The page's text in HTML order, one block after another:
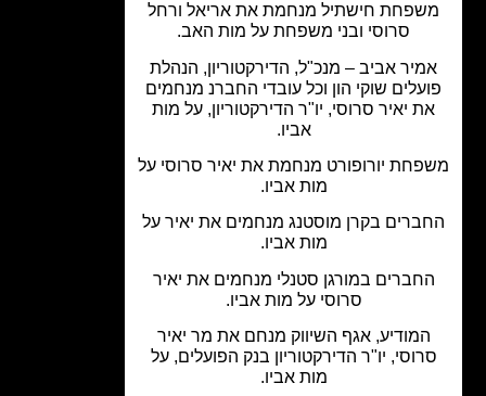
חישתיל מנחמת את אריאל ורחל
סרוסי ובני משפחת על מות האב.
אביב – מנכ"ל, הדירקטוריון, הנהלת
שוקי הון וכל עובדי החברנ מנחמים
יאיר סרוסי, יו"ר הדירקטוריון, על מות
יורופורט מנחמת את יאיר סרוסי על
מות אביו.
בקרן מוסטנג מנחמים את יאיר על
מות אביו.
במורגן סטנלי מנחמים את יאיר
סרוסי על מות אביו.
המודיע, אגף השיווק מנחם את מר יאיר
יו"ר הדירקטוריון בנק הפועלים, על
מות אביו.